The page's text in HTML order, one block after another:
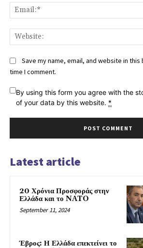
Save my name, email, and website in
time I comment.
By using this form you agree with the
of your data by this website. *
Latest article
20 Χρόνια Προσφοράς στην
Ελλάδα και το NATO
September 11, 2024
Έβρος: Η Ελλάδα επεκτείνει το